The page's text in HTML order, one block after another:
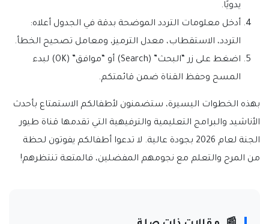
يدويًا.
أدخل معلومات التردد الموضحة بدقة في الجدول أعلاه:
التردد، الاستقطاب، معدل الترميز، ومعامل تصحيح الخطأ.
اضغط على زر “البحث” (Search) أو “موافق” (OK) لبدء
المسح وحفظ القناة ضمن قائمتكم.
بهذه الخطوات اليسيرة، ستضمنون لأطفالكم الاستمتاع بأحدث
الأناشيد والبرامج التعليمية والترفيهية التي تقدمها قناة طيور
الجنة لعام 2026 بجودة عالية. لا تدعوا أطفالكم يفوتون لحظة
من المرح والتعلم مع نجومهم المفضلين، فالمتعة تنتظرهم!